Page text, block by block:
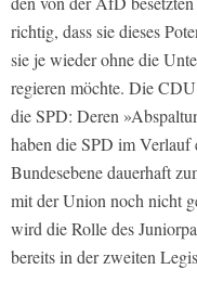
richtig, dass sie dieses
sie je wieder ohne die
regieren möchte. Die
die SPD: Deren
haben die SPD im Verlauf
Bundesebene dauerhaft
mit der Union noch nicht
wird die Rolle des
bereits in der zweiten